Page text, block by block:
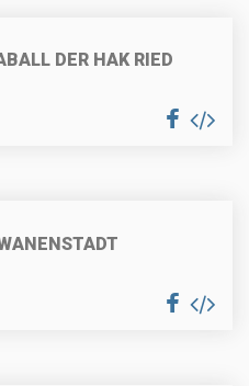
DER HAK RIED